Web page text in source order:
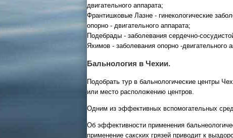
двигательного аппарата;
Франтишковые Лазне - гинекологические
опорно - двигательного аппарата;
Подебрады - заболевания сердечно-
Яхимов - заболевания опорно -двигательного
Бальнология в Чехии.
Подобрать тур в бальнологические центры
или место расположению центров.
Одним из эффективных вспомогательных
Об эффективности применения
применение сакских грязей приводит к